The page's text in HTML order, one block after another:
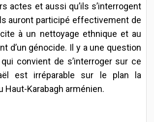
actes et aussi qu’ils s’interrogent
auront participé effectivement de
à un nettoyage ethnique et au
d’un génocide. Il y a une question
qui convient de s’interroger sur ce
est irréparable sur le plan la
Haut-Karabagh arménien.